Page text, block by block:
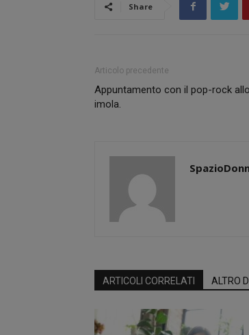
Share
Articolo precedente
Appuntamento con il pop-rock
imola.
ARTICOLI CORRELATI ALTRO